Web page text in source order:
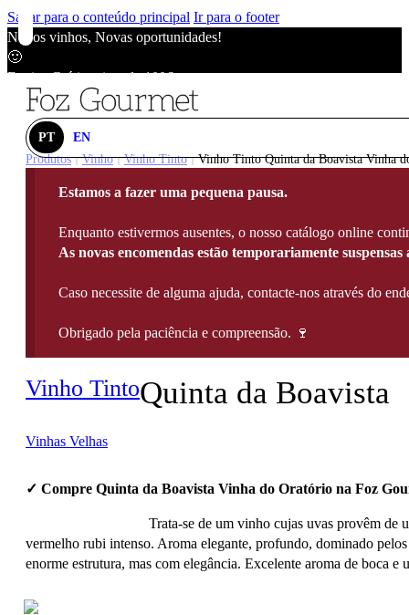
Saltar para o conteúdo principal Ir para o footer
Novos vinhos, Novas oportunidades!
🙂
Envios Grátis acima de 100€
Novos vinhos, Novas oportunidades!
Envios Grátis acima de 100€
Novos vinhos, Novas oportunidades!
Envios Grátis acima de 100€
PT
EN
Produtos | Vinho | Vinho Tinto | Vinho Tinto Quinta da Boavista Vinha
Estamos a fazer uma pequena pausa.
Enquanto estivermos ausentes, o nosso catálogo online
As novas encomendas estão temporariamente suspensas
Caso necessite de alguma ajuda, contacte-nos através do
Obrigado pela paciência e compreensão. 🍷
Vinho TintoQuinta da Boavista
Vinhas Velhas
✓ Compre Quinta da Boavista Vinha do Oratório na Foz
Trata-se de um vinho cujas uvas provêm de
vermelho rubi intenso. Aroma elegante, profundo, dominado
enorme estrutura, mas com elegância. Excelente aroma de boca e